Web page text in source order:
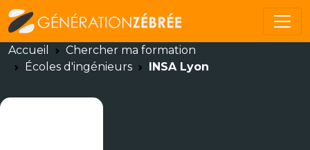
Accueil
Chercher ma formation
Écoles d'ingénieurs
INSA Lyon